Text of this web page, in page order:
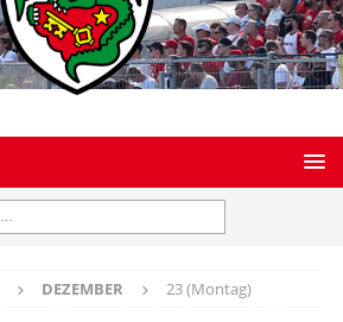
DEZEMBER 23 (Montag)